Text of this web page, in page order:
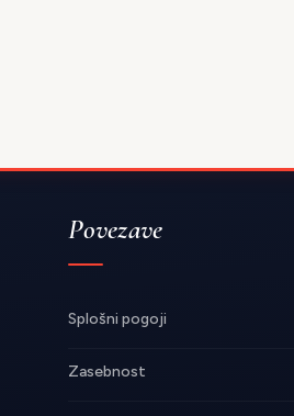
Povezave
Splošni pogoji
Zasebnost